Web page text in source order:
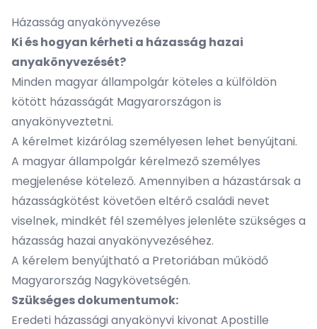
Házasság anyakönyvezése
Ki és hogyan kérheti a házasság hazai
anyakönyvezését?
Minden magyar állampolgár köteles a külföldön
kötött házasságát Magyarországon is
anyakönyveztetni.
A kérelmet kizárólag személyesen lehet benyújtani.
A magyar állampolgár kérelmező személyes
megjelenése kötelező. Amennyiben a házastársak a
házasságkötést követően eltérő családi nevet
viselnek, mindkét fél személyes jelenléte szükséges a
házasság hazai anyakönyvezéséhez.
A kérelem benyújtható a Pretoriában működő
Magyarország Nagykövetségén.
Szükséges dokumentumok:
Eredeti házassági anyakönyvi kivonat Apostille